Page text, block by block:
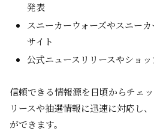
発表
スニーカーウォーズやスニー
サイト
公式ニュースリリースやショ
信頼できる情報源を日頃からチェ
リースや抽選情報に迅速に対応し
ができます。